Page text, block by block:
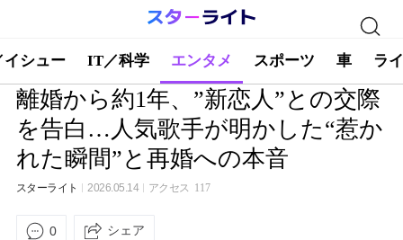
イシュー IT／科学 エンタメ スポーツ 車 ラ
離婚から約1年、”新恋人”との交際
を告白…人気歌手が明かした“惹か
れた瞬間”と再婚への本音
スターライト 2026.05.14 アクセス 117
0 シェア